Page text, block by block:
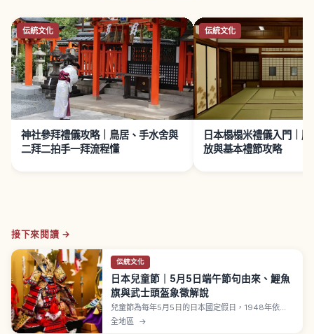
伝統文化
神社參拜禮儀攻略｜鳥居、手水舍與
二拜二拍手一拜流程懂
伝統文化
日本榻榻米禮儀入門｜
放與基本禮節攻略
接下來閱讀 →
伝統文化
日本兒童節｜5月5日端午節句由來、鯉魚
旗與武士頭盔象徵解說
兒童節為每年5月5日的日本國定假日，1948年依
《祝日法》定為尊重兒童人格、感謝母親之日。源自
端午節句，奈良時代以菖蒲驅邪、鎌倉時代後因菖蒲
全地區 →